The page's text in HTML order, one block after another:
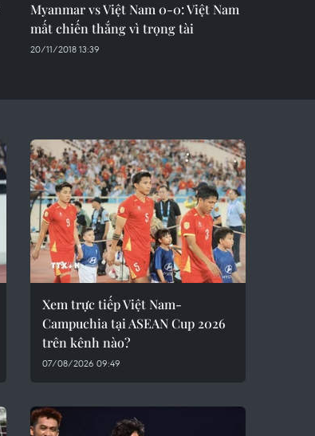
Myanmar vs Việt Nam 0-0: Việt Nam
mất chiến thắng vì trọng tài
20/11/2018 13:39
Xem trực tiếp Việt Nam-
Campuchia tại ASEAN Cup 2026
trên kênh nào?
07/08/2026 09:49